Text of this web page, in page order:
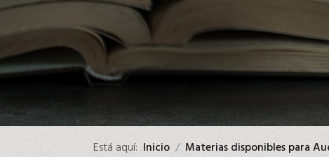
menú
accesibilidad.
Está aquí: Inicio Materias disponibles para